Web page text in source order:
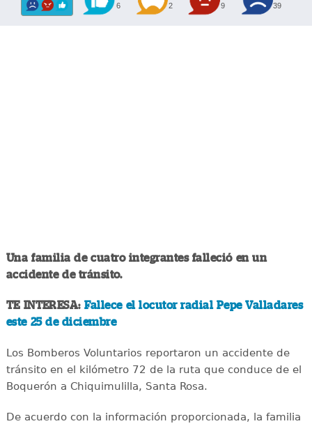
6 2 9 39
Una familia de cuatro integrantes falleció en un
accidente de tránsito.
TE INTERESA:Fallece el locutor radial Pepe Valladares
este 25 de diciembre
Los Bomberos Voluntarios reportaron un accidente de
tránsito en el kilómetro 72 de la ruta que conduce de el
Boquerón a Chiquimulilla, Santa Rosa.
De acuerdo con la información proporcionada, la familia